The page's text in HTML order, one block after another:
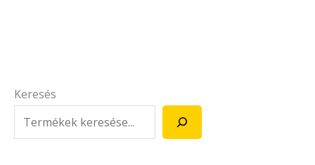
Keresés